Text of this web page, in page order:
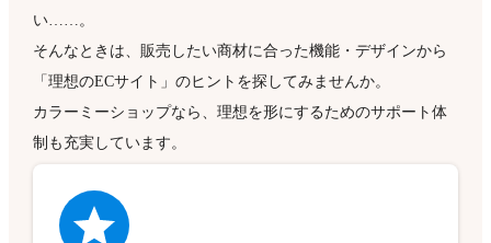
い……。
そんなときは、販売したい商材に合った機能・デザインから
「理想のECサイト」のヒントを探してみませんか。
カラーミーショップなら、理想を形にするためのサポート体
制も充実しています。